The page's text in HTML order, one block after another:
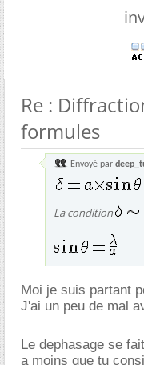
Re :
formules
Envoyé par
La condition
Moi je suis partant
J'ai un peu de mal
Le dephasage se
a moins que tu